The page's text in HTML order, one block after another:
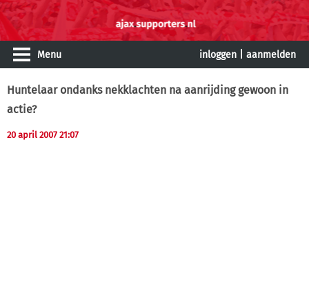
Menu inloggen aanmelden
Huntelaar ondanks nekklachten na aanrijding gewoon in
actie?
20 april 2007 21:07